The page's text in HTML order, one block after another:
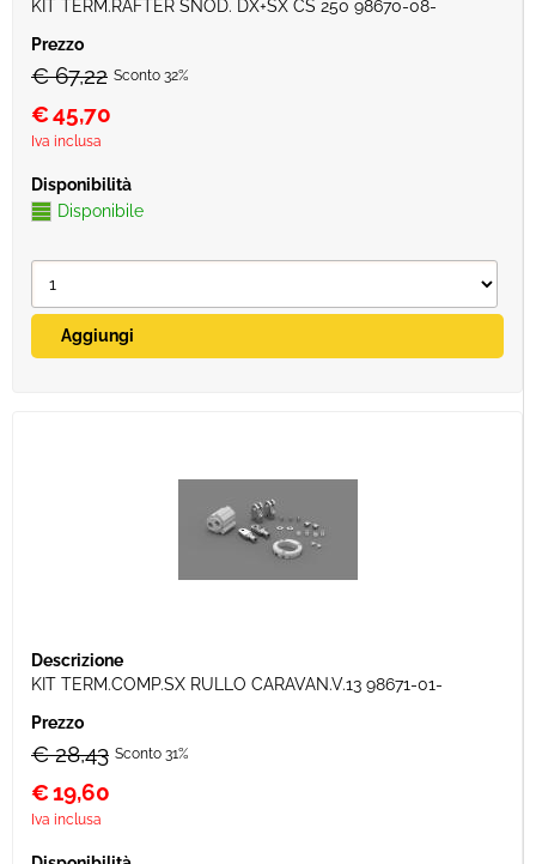
KIT TERM.RAFTER SNOD. DX+SX CS 250 98670-08-
€ 67,22 Sconto 32%
€45,70
Iva inclusa
Disponibile
KIT TERM.COMP.SX RULLO CARAVAN.V.13 98671-01-
€ 28,43 Sconto 31%
€19,60
Iva inclusa